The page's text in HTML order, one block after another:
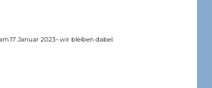
17.Januar 2023– wir bleiben dabei: